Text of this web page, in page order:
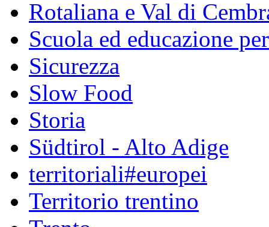
Rotaliana e Val di
Scuola ed educazione
Sicurezza
Slow Food
Storia
Südtirol - Alto Adige
territoriali#europei
Territorio trentino